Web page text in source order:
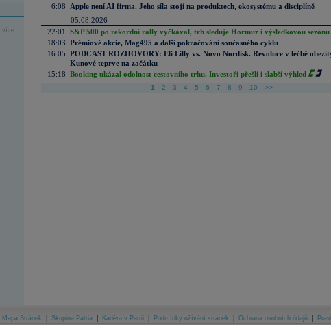
více...
6:08
Apple není AI firma. Jeho síla stojí na produktech, ekosystému a disciplíně
05.08.2026
22:01
S&P 500 po rekordní rally vyčkával, trh sleduje Hormuz i výsledkovou sezónu
18:03 Prémiové akcie, Mag495 a další pokračování současného cyklu
16:05 PODCAST ROZHOVORY: Eli Lilly vs. Novo Nordisk. Revoluce v léčbě
Kunové teprve na začátku
15:18 Booking ukázal odolnost cestovního trhu. Investoři přešli i slabší výhled
1 2 3 4 5 6 7 8 9 10 >>
Mapa Stránek Skupina Patria Kariéra v Patrii Podmínky užívání stránek Ochrana osobních údajů